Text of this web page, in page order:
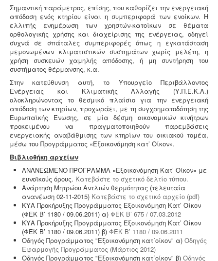
Συλλογή και μεταφορά αποβλήτων -
Η
δραστηριότητα συλλογής και μεταφοράς μη
επικίνδυνων αποβλήτων ασκείται μετά από την έκδοση
της σχετικής άδειας. Η άδεια εκδίδεται μετά από
την έγκριση της σχετικής περιβαλλοντικής μελέτης
οργάνωσης του δικτύου συλλογής και μεταφοράς.
Άδεια λειτουργίας catering -
αδειοδοτούνται ως επαγγελματικά εργαστήρια με
προαπαιτούμενη κτηνιατρική άδεια λειτουργίας η
οποία συνοδεύεται από πλήρη μελέτη HACCP,
σύμφωνα με τον ευρωπαϊκό κανονισμό 853/2004.
Σημαντική παράμετρος, επίσης, που καθορίζει την ενεργειακή
απόδοση ενός κτηρίου είναι η συμπεριφορά των ενοίκων. Η
ελλιπής ενημέρωση των χρηστών-κατοίκων σε θέματα
ορθολογικής χρήσης και διαχείρισης της ενέργειας, οδηγεί
συχνά σε σπάταλες συμπεριφορές όπως η εγκατάσταση
μεμονωμένων κλιματιστικών συστημάτων χωρίς μελέτη, η
χρήση συσκευών χαμηλής απόδοσης, ή μη συντήρηση του
συστήματος θέρμανσης, κ.α.
Στην κατεύθυνση αυτή, το Υπουργείο Περιβάλλοντος
Ενέργειας και Κλιματικής Αλλαγής (Υ.Π.Ε.Κ.Α.)
ολοκληρώνοντας το θεσμικό πλαίσιο για την ενεργειακή
απόδοση των κτηρίων, προχωράει, με τη συγχρηματοδότηση της
Ευρωπαϊκής Ένωσης, σε μία δέσμη οικονομικών κινήτρων
προκειμένου να πραγματοποιηθούν παρεμβάσεις
ενεργειακής αναβάθμισης των κτηρίων του οικιακού τομέα,
μέσω του Προγράμματος «Εξοικονόμηση κατ’ Οίκον».
Βιβλιοθήκη αρχείων
ΑΝΑΝΕΩΜΕΝΟ ΠΡΟΓΡΑΜΜΑ «Εξοικονόμηση Κατ’ Οίκον» με
ευνοϊκούς όρους. Κατεβάστε το σχετικό δελτίο τύπου.
Ανάρτηση Μητρώου Αντλιών θερμότητας (τελευταία
ανανέωση 02-11-2015) Κατεβάστε το σχετικό αρχείο (pdf)
ΚΥΑ Προκήρυξης Προγράμματος Εξοικονόμηση Κατ’ Οίκον
(ΦΕΚ Β’ 1180 / 09.06.2011) α) ΦΕΚ Β’ 675 / 07.03.2012
ΚΥΑ Προκήρυξης Προγράμματος Εξοικονόμηση Κατ’ Οίκον
(ΦΕΚ Β’ 1180 / 09.06.2011) β) ΦΕΚ Β’ 1180 / 09.06.2011
Οδηγός Προγράμματος "Εξοικονόμηση κατ΄οίκον" α) Οδηγός
Εφαρμογής Προγράμματος (Μάρτιος 2012)
Οδηγός Προγράμματος "Εξοικονόμηση κατ΄οίκον" β) Οδηγός